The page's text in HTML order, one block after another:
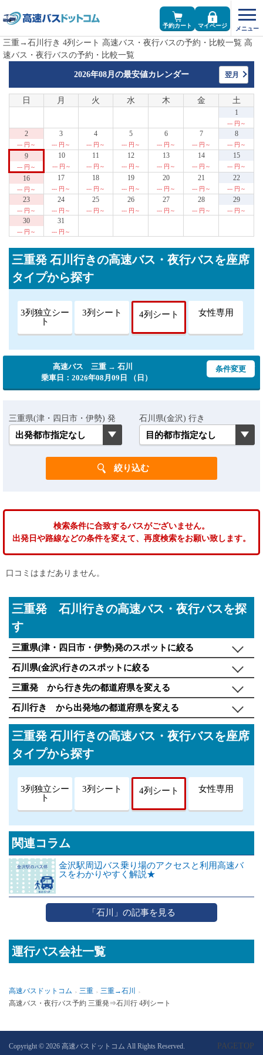
予約カート マイページ
三重→石川行き 4列シート 高速バス・夜行バスの予約・比較一覧 高
速バス・夜行バスの予約・比較一覧
2026年08月の最安値カレンダー 翌月
日 月 火 水 木 金 土
1
--- 円～
2
--- 円～
3
--- 円～
4
--- 円～
5
--- 円～
6
--- 円～
7
--- 円～
8
--- 円～
9
--- 円～
10
--- 円～
11
--- 円～
12
--- 円～
13
--- 円～
14
--- 円～
15
--- 円～
16
--- 円～
17
--- 円～
18
--- 円～
19
--- 円～
20
--- 円～
21
--- 円～
22
--- 円～
23
--- 円～
24
--- 円～
25
--- 円～
26
--- 円～
27
--- 円～
28
--- 円～
29
--- 円～
30
--- 円～
31
--- 円～
三重発 石川行きの高速バス・夜行バスを座席
タイプから探す
3列独立シー
ト
3列シート 4列シート 女性専用
高速バス 三重 → 石川
乗車日：2026年08月09日 （日）
条件変更
三重県(津・四日市・伊勢) 発 石川県(金沢) 行き
検索条件に合致するバスがございません。
出発日や路線などの条件を変えて、再度検索をお願い致します。
口コミはまだありません。
三重発 石川行きの高速バス・夜行バスを探
す
三重県(津・四日市・伊勢)発のスポットに絞る
石川県(金沢)行きのスポットに絞る
三重発 から行き先の都道府県を変える
石川行き から出発地の都道府県を変える
三重発 石川行きの高速バス・夜行バスを座席
タイプから探す
3列独立シー
ト
3列シート 4列シート 女性専用
関連コラム
金沢駅周辺バス乗り場のアクセスと利用高速バ
スをわかりやすく解説★
「石川」の記事を見る
運行バス会社一覧
高速バスドットコム 三重
三重→石川
高速バス・夜行バス予約 三重発⇒石川行 4列シート
Copyright © 2026 高速バスドットコム All Rights Reserved. PAGETOP